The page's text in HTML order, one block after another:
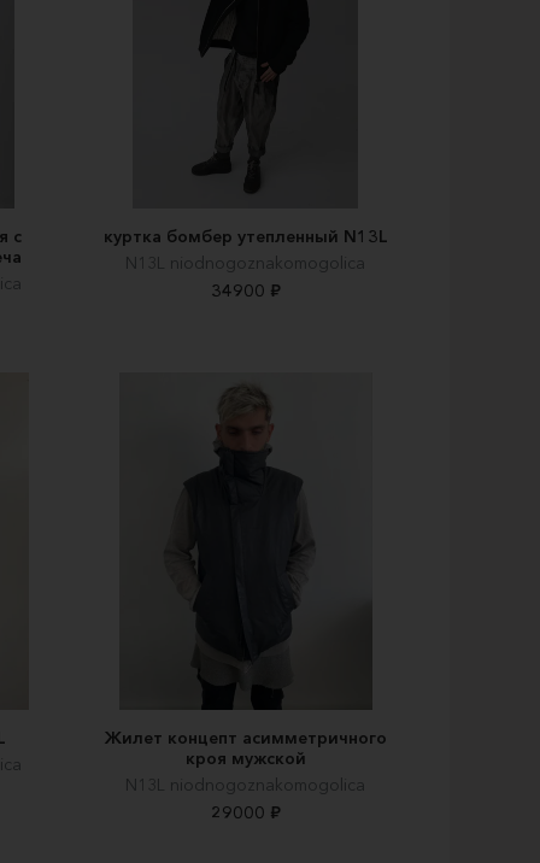
с
куртка бомбер утепленный N13L
N13L niodnogoznakomogolica
34900 ₽
Жилет концепт асимметричного
кроя мужской
N13L niodnogoznakomogolica
29000 ₽